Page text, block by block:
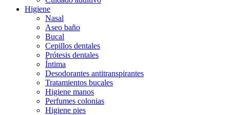
Higiene
Nasal
Aseo baño
Bucal
Cepillos dentales
Prótesis dentales
Íntima
Desodorantes antitranspirantes
Tratamientos bucales
Higiene manos
Perfumes colonias
Higiene pies